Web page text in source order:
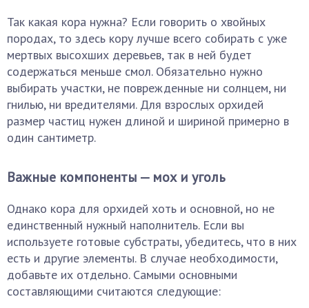
Так какая кора нужна? Если говорить о хвойных
породах, то здесь кору лучше всего собирать с уже
мертвых высохших деревьев, так в ней будет
содержаться меньше смол. Обязательно нужно
выбирать участки, не поврежденные ни солнцем, ни
гнилью, ни вредителями. Для взрослых орхидей
размер частиц нужен длиной и шириной примерно в
один сантиметр.
Важные компоненты — мох и уголь
Однако кора для орхидей хоть и основной, но не
единственный нужный наполнитель. Если вы
используете готовые субстраты, убедитесь, что в них
есть и другие элементы. В случае необходимости,
добавьте их отдельно. Самыми основными
составляющими считаются следующие: